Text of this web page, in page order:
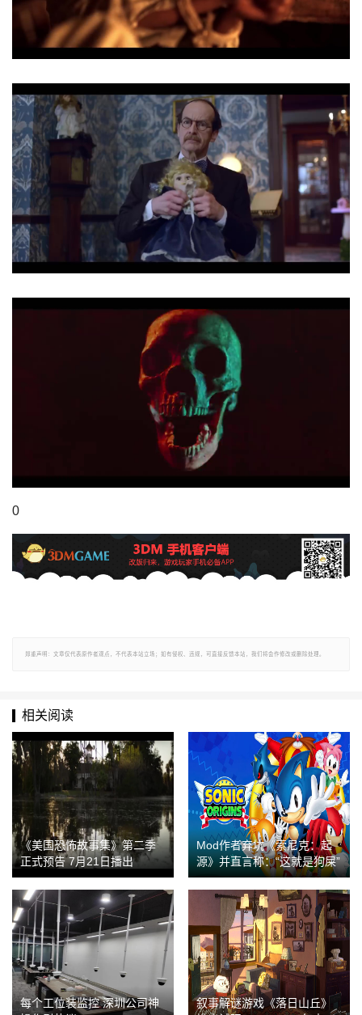
0
郑重声明：文章仅代表原作者观点，不代表本站立场；如有侵权、违规，可直接反馈本站，我们将会作修改或删除处理。
相关阅读
《美国恐怖故事集》第二季
正式预告 7月21日播出
Mod作者弃坑《索尼克：起
源》并直言称：“这就是狗屎”
每个工位装监控 深圳公司神
叙事解谜游戏《落日山丘》